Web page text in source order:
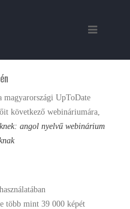
magyarországi UpToDate
következő webináriumára,
angol nyelvű webinárium
több mint 39 000 képét